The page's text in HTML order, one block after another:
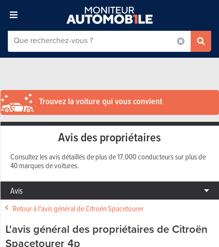
Trouvez la voiture qui vous convient
Avis des propriétaires
Consultez les avis détaillés de plus de 17.000 conducteurs sur plus de
40 marques de voitures.
Avis
Retour à l'avis général de Citroën Spacetourer
L'avis général des propriétaires de Citroën
Spacetourer 4p